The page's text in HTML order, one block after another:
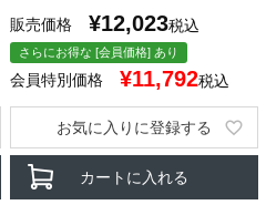
販売価格
¥12,023税込
さらにお得な [会員価格] あり
会員特別価格 ¥11,792税込
カートに入れる
お気に入りに登録する